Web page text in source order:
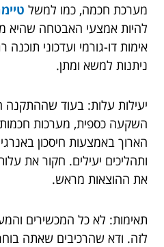
מערכת חכמה, כמו למשל
להיות אמצעי האבטחה שהיא
אימות דו-גורמי ועדכוני תוכנה
ניתנות למשא ומתן.
יעילות עלות: בעוד שההתקנה
השקעה כספית, מערכות
הארוך באמצעות חיסכון
ותהליכים יעילים. חקור את
את ההוצאות מראש.
תאימות: לא כל המכשירים
לזה. ודא שהרכיבים שאתה